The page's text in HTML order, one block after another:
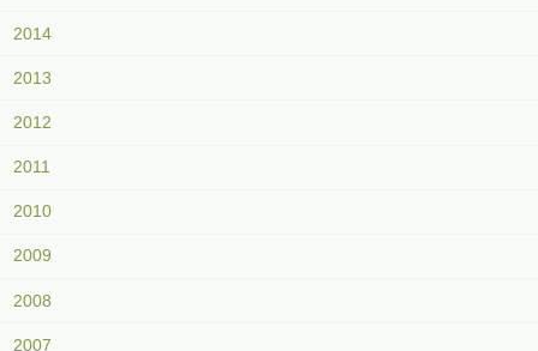
2014
2013
2012
2011
2010
2009
2008
2007